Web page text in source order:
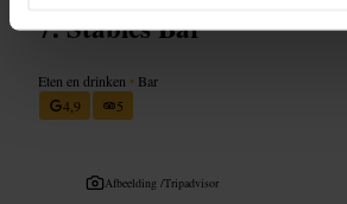
Stables Bar
Eten en drinken • Bar
4,9
5
Afbeelding /Tripadvisor